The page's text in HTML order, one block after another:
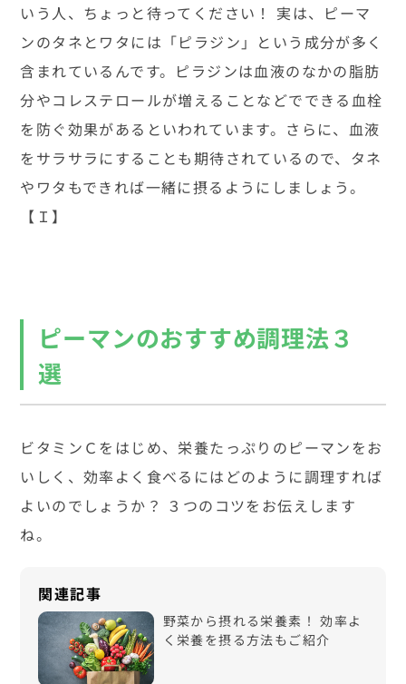
いう人、ちょっと待ってください！ 実は、ピーマ
ンのタネとワタには「ピラジン」という成分が多く
含まれているんです。ピラジンは血液のなかの脂肪
分やコレステロールが増えることなどでできる血栓
を防ぐ効果があるといわれています。さらに、血液
をサラサラにすることも期待されているので、タネ
やワタもできれば一緒に摂るようにしましょう。
【Ｉ】
ピーマンのおすすめ調理法３
選
ビタミンＣをはじめ、栄養たっぷりのピーマンをお
いしく、効率よく食べるにはどのように調理すれば
よいのでしょうか？ ３つのコツをお伝えします
ね。
野菜から摂れる栄養素！ 効率よ
く栄養を摂る方法もご紹介